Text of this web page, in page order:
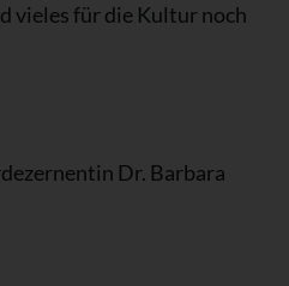
vieles für die Kultur noch
Dr. Barbara